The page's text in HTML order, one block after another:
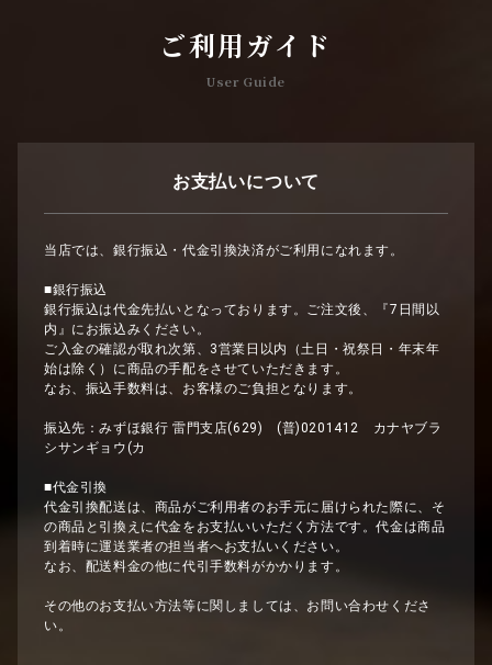
ご迷惑をおかけします、よろしくお願い致します。
伝法院通り店：3月25日（14時から通常営業予定）
ネット販売：3月28日31日（発送業務全日休業）
2024/11/22
12月13日 営業時間変更のお知らせ
いつもかなや刷子をご利用いただき誠にありがとうございます。
12月13日は本社研修により
本社 15時閉店
東京都3店舗 15時閉店
とさせていただきます。
ご不便おかけします、何卒よろしくお願いいたします。
2024/08/30
大雨による閉店のお知らせ
いつもご利用いただきありがとうございます。
本日大雨の影響により、横浜中華街南門シルクロード店は閉店し
ご利用ガイド
User Guide
お支払いについて
当店では、銀行振込・代金引換決済がご利用になれます。
■銀行振込
銀行振込は代金先払いとなっております。ご注文後、『7日間以
内』にお振込みください。
ご入金の確認が取れ次第、3営業日以内（土日・祝祭日・年末年
始は除く）に商品の手配をさせていただきます。
なお、振込手数料は、お客様のご負担となります。
振込先：みずほ銀行 雷門支店(629) (普)0201412 カナヤブラ
シサンギョウ(カ
■代金引換
代金引換配送は、商品がご利用者のお手元に届けられた際に、そ
の商品と引換えに代金をお支払いいただく方法です。代金は商品
到着時に運送業者の担当者へお支払いください。
なお、配送料金の他に代引手数料がかかります。
その他のお支払い方法等に関しましては、お問い合わせくださ
い。